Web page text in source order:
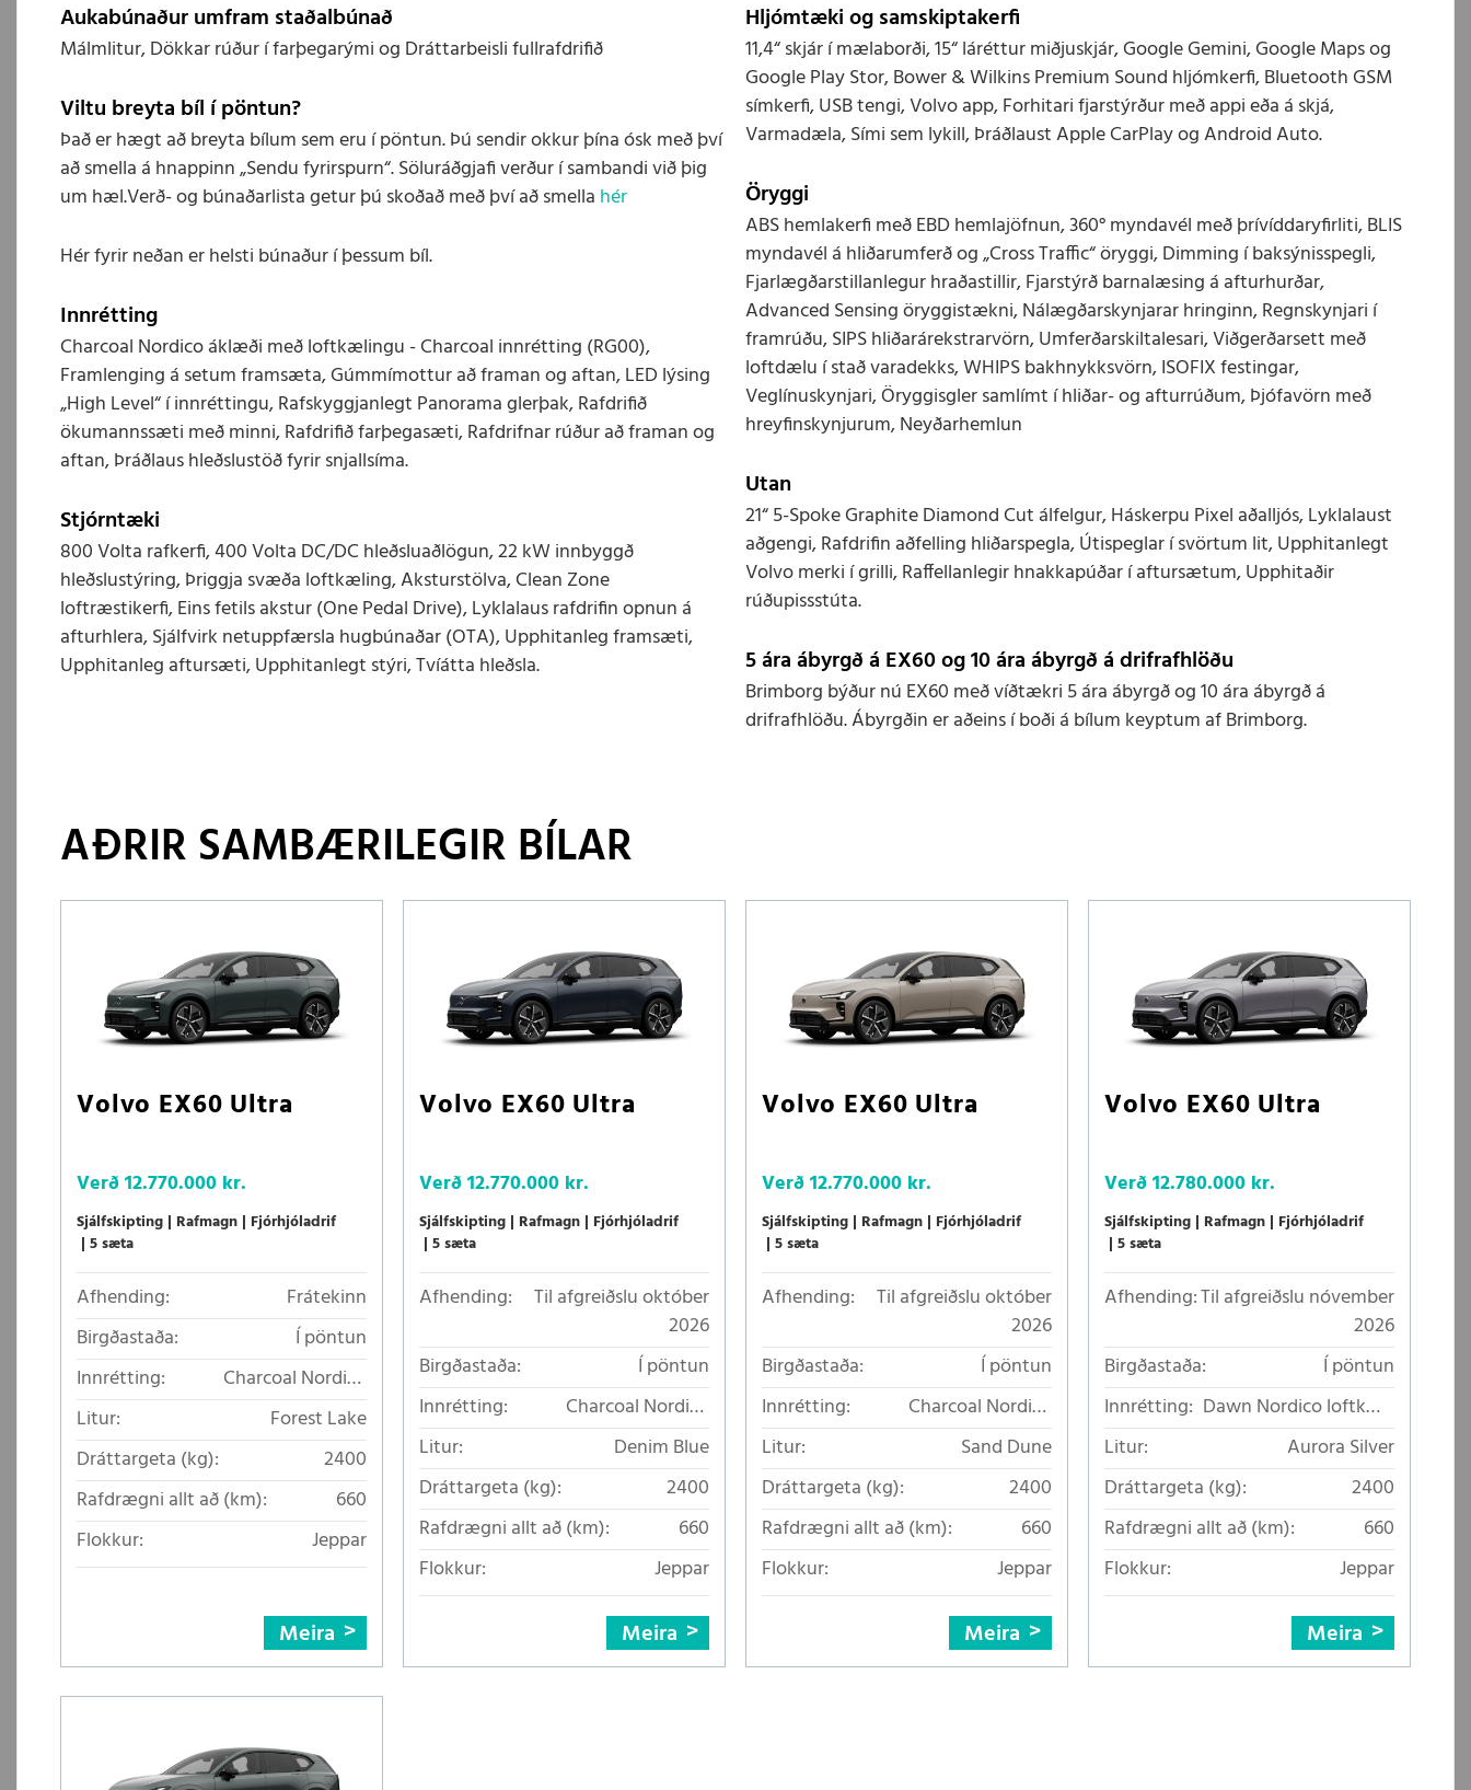
Aukabúnaður umfram staðalbúnað
Málmlitur, Dökkar rúður í farþegarými og Dráttarbeisli fullrafdrifið
Viltu breyta bíl í pöntun?
Það er hægt að breyta bílum sem eru í pöntun. Þú sendir okkur þína ósk með því
að smella á hnappinn „Sendu fyrirspurn“. Söluráðgjafi verður í sambandi við þig
um hæl.Verð- og búnaðarlista getur þú skoðað með því að smella hér
Hér fyrir neðan er helsti búnaður í þessum bíl.
Innrétting
Charcoal Nordico áklæði með loftkælingu - Charcoal innrétting (RG00),
Framlenging á setum framsæta, Gúmmímottur að framan og aftan, LED lýsing
„High Level“ í innréttingu, Rafskyggjanlegt Panorama glerþak, Rafdrifið
ökumannssæti með minni, Rafdrifið farþegasæti, Rafdrifnar rúður að framan og
aftan, Þráðlaus hleðslustöð fyrir snjallsíma.
Stjórntæki
800 Volta rafkerfi, 400 Volta DC/DC hleðsluaðlögun, 22 kW innbyggð
hleðslustýring, Þriggja svæða loftkæling, Aksturstölva, Clean Zone
loftræstikerfi, Eins fetils akstur (One Pedal Drive), Lyklalaus rafdrifin opnun á
afturhlera, Sjálfvirk netuppfærsla hugbúnaðar (OTA), Upphitanleg framsæti,
Upphitanleg aftursæti, Upphitanlegt stýri, Tvíátta hleðsla.
Hljómtæki og samskiptakerfi
11,4“ skjár í mælaborði, 15“ láréttur miðjuskjár, Google Gemini, Google Maps og
Google Play Stor, Bower & Wilkins Premium Sound hljómkerfi, Bluetooth GSM
símkerfi, USB tengi, Volvo app, Forhitari fjarstýrður með appi eða á skjá,
Varmadæla, Sími sem lykill, Þráðlaust Apple CarPlay og Android Auto.
Öryggi
ABS hemlakerfi með EBD hemlajöfnun, 360° myndavél með þrívíddaryfirliti, BLIS
myndavél á hliðarumferð og „Cross Traffic“ öryggi, Dimming í baksýnisspegli,
Fjarlægðarstillanlegur hraðastillir, Fjarstýrð barnalæsing á afturhurðar,
Advanced Sensing öryggistækni, Nálægðarskynjarar hringinn, Regnskynjari í
framrúðu, SIPS hliðarárekstrarvörn, Umferðarskiltalesari, Viðgerðarsett með
loftdælu í stað varadekks, WHIPS bakhnykksvörn, ISOFIX festingar,
Veglínuskynjari, Öryggisgler samlímt í hliðar- og afturrúðum, Þjófavörn með
hreyfinskynjurum, Neyðarhemlun
Utan
21“ 5-Spoke Graphite Diamond Cut álfelgur, Háskerpu Pixel aðalljós, Lyklalaust
aðgengi, Rafdrifin aðfelling hliðarspegla, Útispeglar í svörtum lit, Upphitanlegt
Volvo merki í grilli, Raffellanlegir hnakkapúðar í aftursætum, Upphitaðir
rúðupissstúta.
5 ára ábyrgð á EX60 og 10 ára ábyrgð á drifrafhlöðu
Brimborg býður nú EX60 með víðtækri 5 ára ábyrgð og 10 ára ábyrgð á
drifrafhlöðu. Ábyrgðin er aðeins í boði á bílum keyptum af Brimborg.
AÐRIR SAMBÆRILEGIR BÍLAR
Volvo EX60 Ultra
Verð12.770.000 kr.
Sjálfskipting Rafmagn Fjórhjóladrif
5 sæta
Afhending:
Frátekinn
Birgðastaða:
Í pöntun
Innrétting:
Charcoal Nordico
loftkælt áklæði
Litur:
Forest Lake
Dráttargeta (kg):
2400
Rafdrægni allt að (km):
660
Flokkur:
Jeppar
Meira
Volvo EX60 Ultra
Verð12.770.000 kr.
Sjálfskipting Rafmagn Fjórhjóladrif
5 sæta
Afhending:
Til afgreiðslu október
2026
Birgðastaða:
Í pöntun
Innrétting:
Charcoal Nordico
loftkælt áklæði
Litur:
Denim Blue
Dráttargeta (kg):
2400
Rafdrægni allt að (km):
660
Flokkur:
Jeppar
Meira
Volvo EX60 Ultra
Verð12.770.000 kr.
Sjálfskipting Rafmagn Fjórhjóladrif
5 sæta
Afhending:
Til afgreiðslu október
2026
Birgðastaða:
Í pöntun
Innrétting:
Charcoal Nordico
loftkælt áklæði
Litur:
Sand Dune
Dráttargeta (kg):
2400
Rafdrægni allt að (km):
660
Flokkur:
Jeppar
Meira
Volvo EX60 Ultra
Verð12.780.000 kr.
Sjálfskipting Rafmagn Fjórhjóladrif
5 sæta
Afhending:Til afgreiðslu nóvember
2026
Birgðastaða:
Í pöntun
Innrétting: Dawn Nordico loftkælt
áklæði
Litur:
Aurora Silver
Dráttargeta (kg):
2400
Rafdrægni allt að (km):
660
Flokkur:
Jeppar
Meira